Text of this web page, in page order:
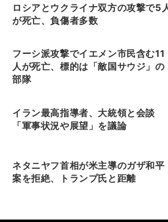
ロシアとウクライナ双方の攻撃で5
が死亡、負傷者多数
フーシ派攻撃でイエメン市民含む11
人が死亡、標的は「敵国サウジ」の
部隊
イラン最高指導者、大統領と会談
「軍事状況や展望」を議論
ネタニヤフ首相が米主導のガザ和平
案を拒絶、トランプ氏と距離